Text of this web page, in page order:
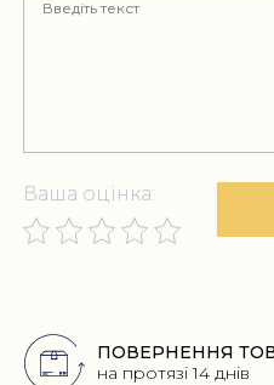
Ваша оцінка:
ПеревагиПОВЕРНЕННЯ
на протязі 14 днів